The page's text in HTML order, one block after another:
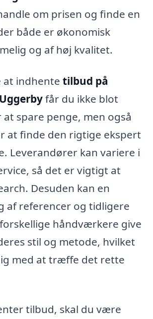
om prisen og finde en
både er økonomisk
og af høj kvalitet.
at indhente tilbud på
får du ikke blot
spare penge, men også
at finde den rigtige ekspert
Leverandører kan variere i
så det er vigtigt at
Desuden kan en
af referencer og tidligere
håndværkere give
stil og metode, hvilket
med at træffe det rette
tilbud, skal du være